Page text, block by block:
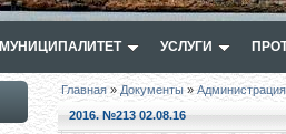
МУНИЦИПАЛИТЕТ УСЛУГИ
Главная »Документы »
2016. №213 02.08.16